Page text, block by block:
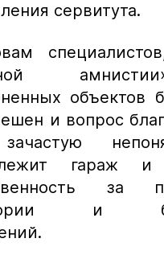
сервитута.
объектов
и вопрос
гараж
за
и